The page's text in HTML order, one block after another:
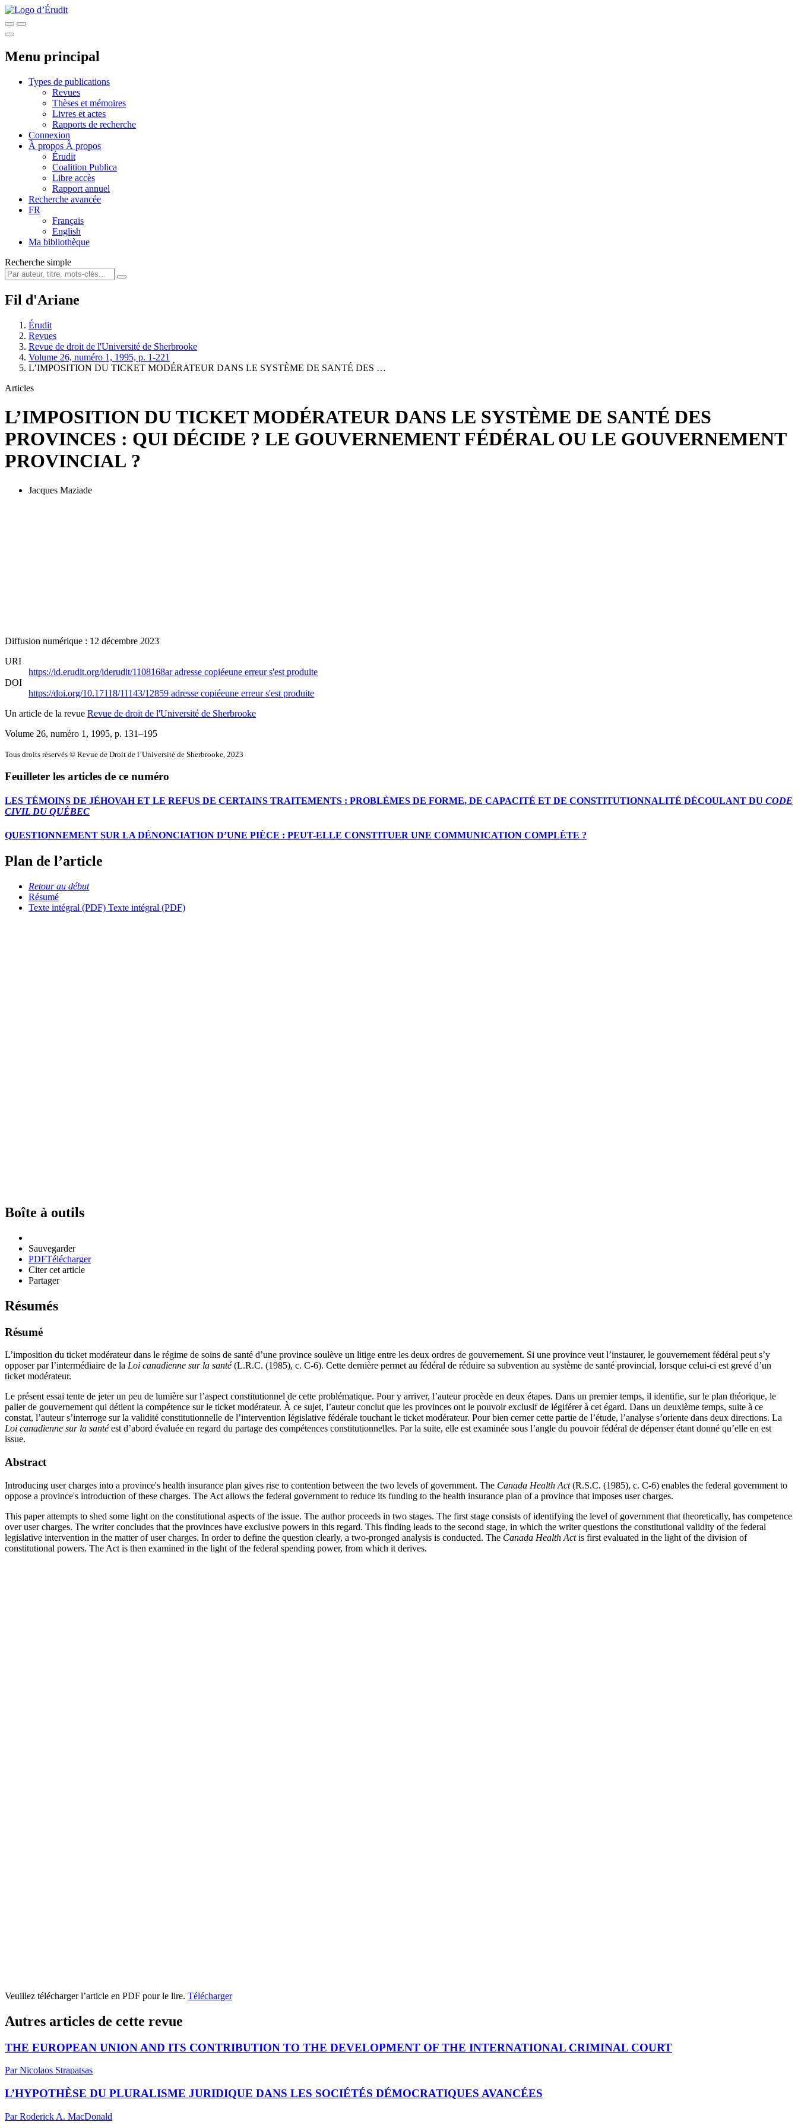
Menu principal
Types de publications
Revues
Thèses et mémoires
Livres et actes
Rapports de recherche
Connexion
À propos À propos
Érudit
Coalition Publica
Libre accès
Rapport annuel
Recherche avancée
FR
Français
English
Ma bibliothèque
Recherche simple
Fil d'Ariane
Érudit
Revues
Revue de droit de l'Université de Sherbrooke
Volume 26, numéro 1, 1995, p. 1-221
L’IMPOSITION DU TICKET MODÉRATEUR DANS LE SYSTÈME DE SANTÉ DES …
Articles
L’IMPOSITION DU TICKET MODÉRATEUR DANS LE SYSTÈME DE SANTÉ DES
PROVINCES : QUI DÉCIDE ? LE GOUVERNEMENT FÉDÉRAL OU LE GOUVERNEMENT
PROVINCIAL ?
Jacques Maziade
Diffusion numérique : 12 décembre 2023
URI
https://id.erudit.org/iderudit/1108168aradresse copiéeune erreur s'est produite
DOI
https://doi.org/10.17118/11143/12859 adresse copiéeune erreur s'est produite
Un article de la revue Revue de droit de l'Université de Sherbrooke
Volume 26, numéro 1, 1995, p. 131–195
Tous droits réservés © Revue de Droit de l’Université de Sherbrooke, 2023
Feuilleter les articles de ce numéro
LES TÉMOINS DE JÉHOVAH ET LE REFUS DE CERTAINS TRAITEMENTS : PROBLÈMES DE FORME, DE CAPACITÉ ET DE CONSTITUTIONNALITÉ DÉCOULANT DU CODE
CIVIL DU QUÉBEC
QUESTIONNEMENT SUR LA DÉNONCIATION D’UNE PIÈCE : PEUT-ELLE CONSTITUER UNE COMMUNICATION COMPLÈTE ?
Plan de l’article
Retour au début
Résumé
Texte intégral (PDF) Texte intégral (PDF)
Boîte à outils
Sauvegarder
PDFTélécharger
Citer cet article
Partager
Résumés
Résumé
L’imposition du ticket modérateur dans le régime de soins de santé d’une province soulève un litige entre les deux ordres de gouvernement. Si une province veut l’instaurer, le gouvernement fédéral peut s’y
opposer par l’intermédiaire de la Loi canadienne sur la santé(L.R.C. (1985), c. C-6). Cette dernière permet au fédéral de réduire sa subvention au système de santé provincial, lorsque celui-ci est grevé d’un
ticket modérateur.
Le présent essai tente de jeter un peu de lumière sur l’aspect constitutionnel de cette problématique. Pour y arriver, l’auteur procède en deux étapes. Dans un premier temps, il identifie, sur le plan théorique, le
palier de gouvernement qui détient la compétence sur le ticket modérateur. À ce sujet, l’auteur conclut que les provinces ont le pouvoir exclusif de légiférer à cet égard. Dans un deuxième temps, suite à ce
constat, l’auteur s’interroge sur la validité constitutionnelle de l’intervention législative fédérale touchant le ticket modérateur. Pour bien cerner cette partie de l’étude, l’analyse s’oriente dans deux directions. La
Loi canadienne sur la santéest d’abord évaluée en regard du partage des compétences constitutionnelles. Par la suite, elle est examinée sous l’angle du pouvoir fédéral de dépenser étant donné qu’elle en est
issue.
Abstract
Introducing user charges into a province's health insurance plan gives rise to contention between the two levels of government. The Canada Health Act(R.S.C. (1985), c. C-6) enables the federal government to
oppose a province's introduction of these charges. The Act allows the federal government to reduce its funding to the health insurance plan of a province that imposes user charges.
This paper attempts to shed some light on the constitutional aspects of the issue. The author proceeds in two stages. The first stage consists of identifying the level of government that theoretically, has competence
over user charges. The writer concludes that the provinces have exclusive powers in this regard. This finding leads to the second stage, in which the writer questions the constitutional validity of the federal
legislative intervention in the matter of user charges. In order to define the question clearly, a two-pronged analysis is conducted. The Canada Health Actis first evaluated in the light of the division of
constitutional powers. The Act is then examined in the light of the federal spending power, from which it derives.
Veuillez télécharger l’article en PDF pour le lire. Télécharger
Autres articles de cette revue
THE EUROPEAN UNION AND ITS CONTRIBUTION TO THE DEVELOPMENT OF THE INTERNATIONAL CRIMINAL COURT
Par Nicolaos Strapatsas
L’HYPOTHÈSE DU PLURALISME JURIDIQUE DANS LES SOCIÉTÉS DÉMOCRATIQUES AVANCÉES
Par Roderick A. MacDonald